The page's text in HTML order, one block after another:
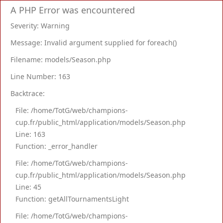
A PHP Error was encountered
Severity: Warning
Message: Invalid argument supplied for foreach()
Filename: models/Season.php
Line Number: 163
Backtrace:
File: /home/TotG/web/champions-
cup.fr/public_html/application/models/Season.php
Line: 163
Function: _error_handler
File: /home/TotG/web/champions-
cup.fr/public_html/application/models/Season.php
Line: 45
Function: getAllTournamentsLight
File: /home/TotG/web/champions-